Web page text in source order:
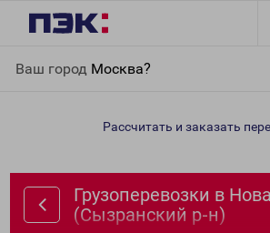
Ваш город Москва?
(Сызранский р-н)
Рассчитать и заказать
Грузоперевозки в
(Сызранский р-н)